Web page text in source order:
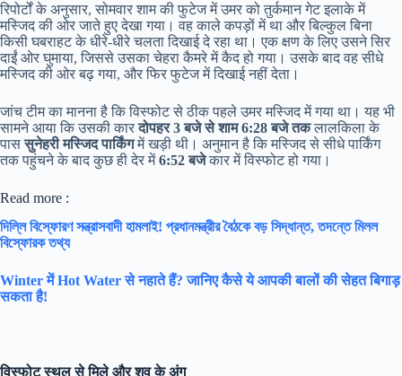
रिपोर्टों के अनुसार, सोमवार शाम की फुटेज में उमर को तुर्कमान गेट इलाके में
मस्जिद की ओर जाते हुए देखा गया। वह काले कपड़ों में था और बिल्कुल बिना
किसी घबराहट के धीरे-धीरे चलता दिखाई दे रहा था। एक क्षण के लिए उसने सिर
दाईं ओर घुमाया, जिससे उसका चेहरा कैमरे में कैद हो गया। उसके बाद वह सीधे
मस्जिद की ओर बढ़ गया, और फिर फुटेज में दिखाई नहीं देता।
जांच टीम का मानना है कि विस्फोट से ठीक पहले उमर मस्जिद में गया था। यह भी
सामने आया कि उसकी कारदोपहर 3 बजे से शाम 6:28 बजे तकलालकिला के
पाससुनेहरी मस्जिद पार्किंगमें खड़ी थी। अनुमान है कि मस्जिद से सीधे पार्किंग
तक पहुंचने के बाद कुछ ही देर में6:52 बजेकार में विस्फोट हो गया।
Read more :
দিল্লি বিস্ফোরণ সন্ত্রাসবাদী হামলাই! প্রধানমন্ত্রীর বৈঠকে বড় সিদ্ধান্ত, তদন্তে মিলল
বিস্ফোরক তথ্য
Winter में Hot Water से नहाते हैं? जानिए कैसे ये आपकी बालों की सेहत बिगाड़
सकता है!
विस्फोट स्थल से मिले और शव के अंग